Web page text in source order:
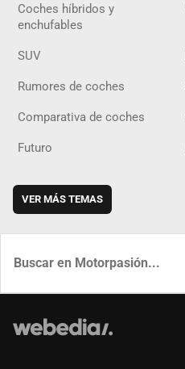
Coches híbridos y
enchufables
SUV
Rumores de coches
Comparativa de coches
Futuro
VER MÁS TEMAS